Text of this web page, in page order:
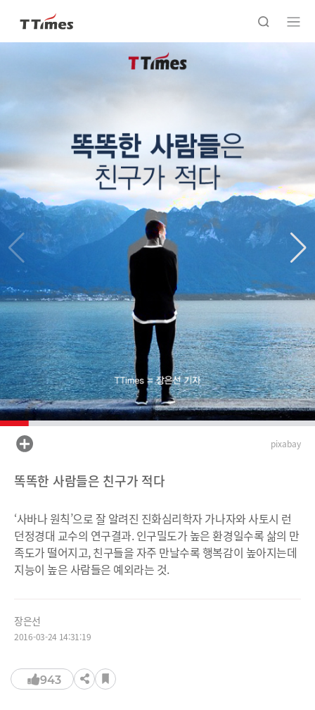
pixabay
똑똑한 사람들은 친구가 적다
‘사바나 원칙’으로 잘 알려진 진화심리학자 가나자와 사토시 런
던정경대 교수의 연구결과. 인구밀도가 높은 환경일수록 삶의 만
족도가 떨어지고, 친구들을 자주 만날수록 행복감이 높아지는데
지능이 높은 사람들은 예외라는 것.
장은선
2016-03-24 14:31:19
943